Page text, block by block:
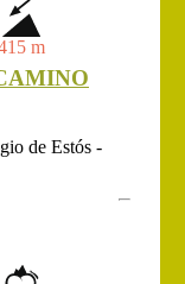
m
de Estós -